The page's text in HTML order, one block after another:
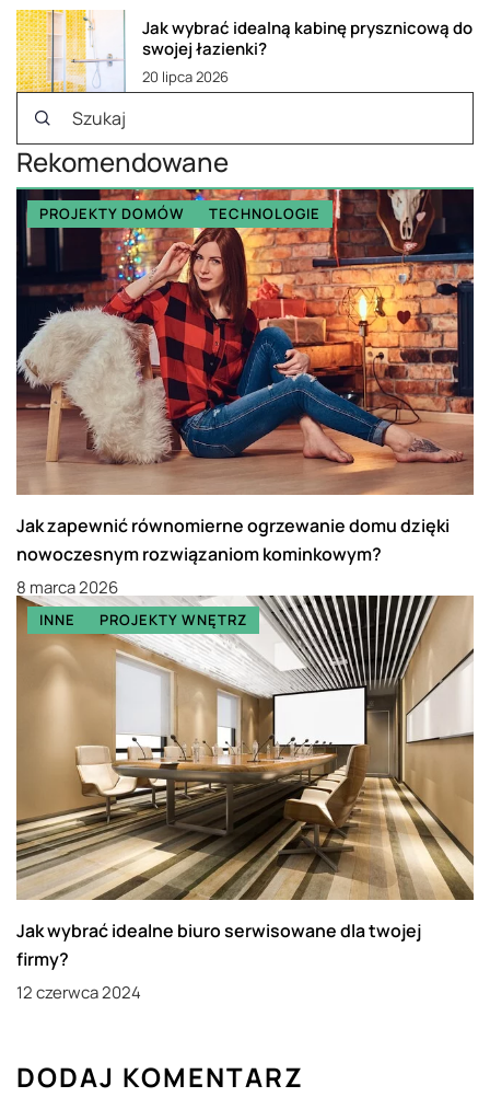
Jak wybrać idealną kabinę prysznicową do
swojej łazienki?
20 lipca 2026
Rekomendowane
PROJEKTY DOMÓW TECHNOLOGIE
Jak zapewnić równomierne ogrzewanie domu dzięki
nowoczesnym rozwiązaniom kominkowym?
8 marca 2026
INNE PROJEKTY WNĘTRZ
Jak wybrać idealne biuro serwisowane dla twojej
firmy?
12 czerwca 2024
DODAJ KOMENTARZ